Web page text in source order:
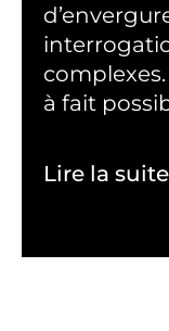
à fait
Lire la